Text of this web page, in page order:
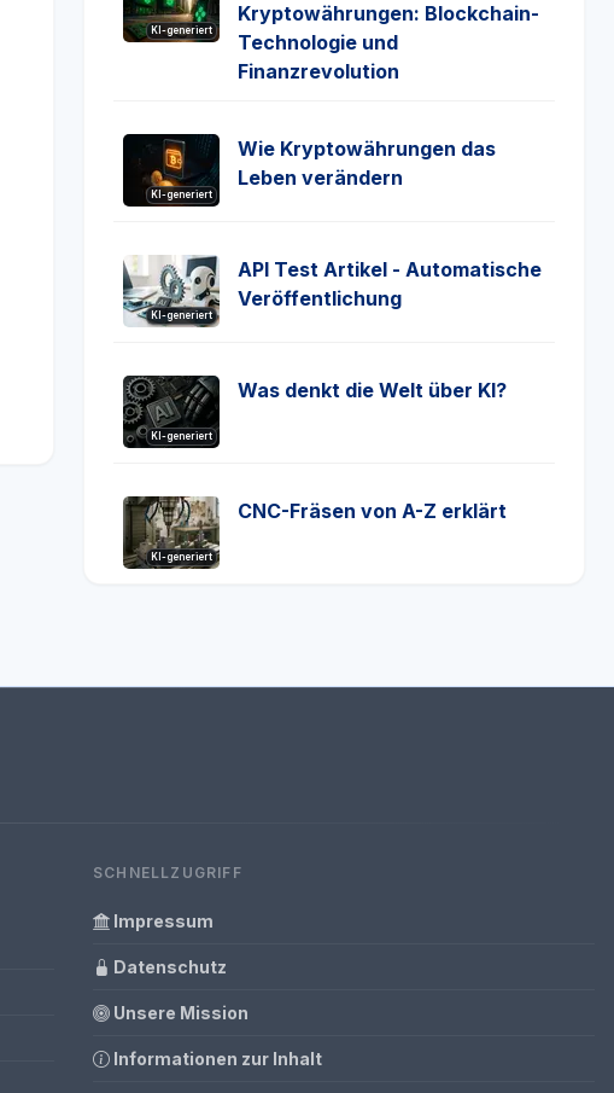
KI-generiert
Kryptowährungen: Blockchain-
Technologie und
Finanzrevolution
KI-generiert
Wie Kryptowährungen das
Leben verändern
KI-generiert
API Test Artikel - Automatische
Veröffentlichung
KI-generiert
Was denkt die Welt über KI?
KI-generiert
CNC-Fräsen von A-Z erklärt
SCHNELLZUGRIFF
Impressum
Datenschutz
Unsere Mission
Informationen zur Inhalt